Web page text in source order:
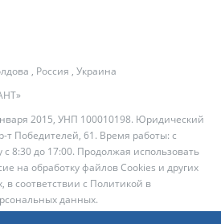
2015, УНП 100010198. Юридический
т Победителей, 61. Время работы: с
8:30 до 17:00. Продолжая использовать
на обработку файлов Cookies и других
в соответствии с Политикой в
данных.
, Россия , Украина